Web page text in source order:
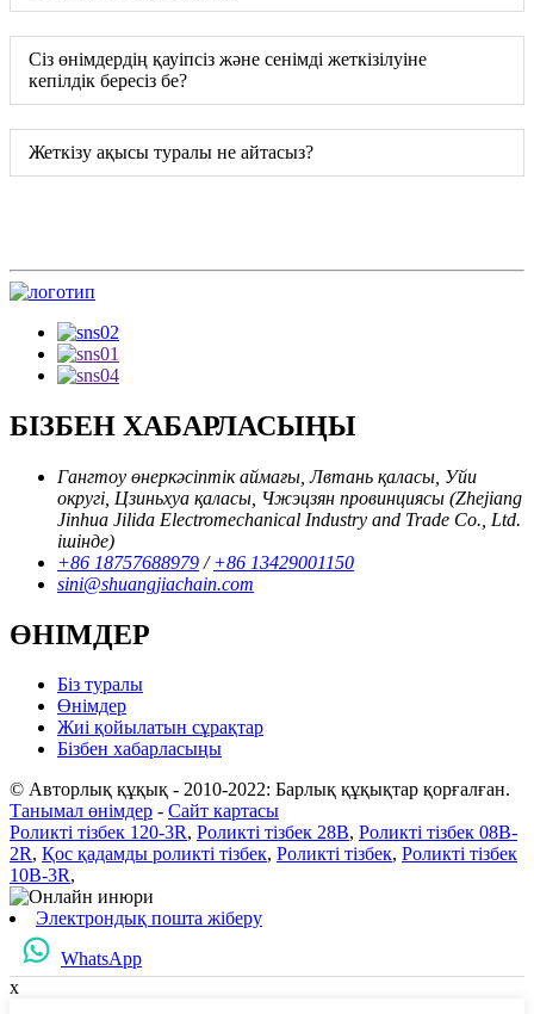
Сіз өнімдердің қауіпсіз және сенімді жеткізілуіне
кепілдік бересіз бе?
Жеткізу ақысы туралы не айтасыз?
БІЗБЕН ХАБАРЛАСЫҢЫ
Гангтоу өнеркәсіптік аймағы, Лвтань қаласы, Уйи
округі, Цзиньхуа қаласы, Чжэцзян провинциясы (Zhejiang
Jinhua Jilida Electromechanical Industry and Trade Co., Ltd.
ішінде)
+86 18757688979 /+86 13429001150
sini@shuangjiachain.com
ӨНІМДЕР
Біз туралы
Өнімдер
Жиі қойылатын сұрақтар
Бізбен хабарласыңы
© Авторлық құқық - 2010-2022: Барлық құқықтар қорғалған.
Танымал өнімдер - Сайт картасы
Роликті тізбек 120-3R, Роликті тізбек 28B, Роликті тізбек 08B-
2R, Қос қадамды роликті тізбек, Роликті тізбек, Роликті тізбек
10B-3R,
Электрондық пошта жіберу
WhatsApp
x